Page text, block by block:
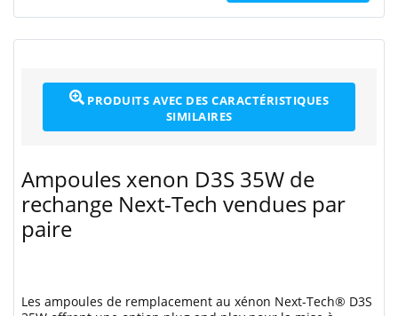
PRODUITS AVEC DES CARACTÉRISTIQUES
SIMILAIRES
Ampoules xenon D3S 35W de
rechange Next-Tech vendues par
paire
Les ampoules de remplacement au xénon Next-Tech® D3S